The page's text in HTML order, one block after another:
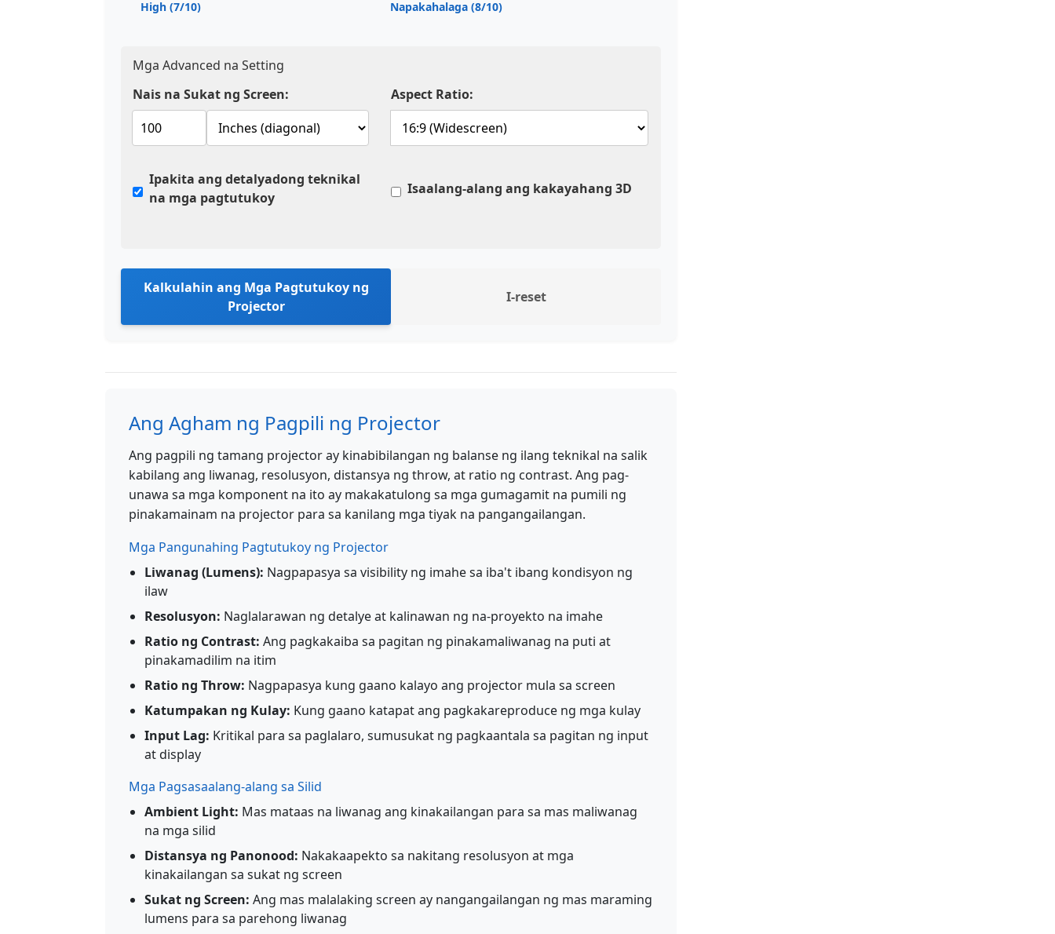
High (7/10) Napakahalaga (8/10)
Mga Advanced na Setting
Nais na Sukat ng Screen:
Aspect Ratio:
Ipakita ang detalyadong teknikal
na mga pagtutukoy
Isaalang-alang ang kakayahang 3D
Kalkulahin ang Mga Pagtutukoy ng
Projector
I-reset
Ang Agham ng Pagpili ng Projector
Ang pagpili ng tamang projector ay kinabibilangan ng balanse ng ilang teknikal na salik
kabilang ang liwanag, resolusyon, distansya ng throw, at ratio ng contrast. Ang pag-
unawa sa mga komponent na ito ay makakatulong sa mga gumagamit na pumili ng
pinakamainam na projector para sa kanilang mga tiyak na pangangailangan.
Mga Pangunahing Pagtutukoy ng Projector
Liwanag (Lumens): Nagpapasya sa visibility ng imahe sa iba't ibang kondisyon ng
ilaw
Resolusyon: Naglalarawan ng detalye at kalinawan ng na-proyekto na imahe
Ratio ng Contrast: Ang pagkakaiba sa pagitan ng pinakamaliwanag na puti at
pinakamadilim na itim
Ratio ng Throw: Nagpapasya kung gaano kalayo ang projector mula sa screen
Katumpakan ng Kulay: Kung gaano katapat ang pagkakareproduce ng mga kulay
Input Lag: Kritikal para sa paglalaro, sumusukat ng pagkaantala sa pagitan ng input
at display
Mga Pagsasaalang-alang sa Silid
Ambient Light: Mas mataas na liwanag ang kinakailangan para sa mas maliwanag
na mga silid
Distansya ng Panonood: Nakakaapekto sa nakitang resolusyon at mga
kinakailangan sa sukat ng screen
Sukat ng Screen: Ang mas malalaking screen ay nangangailangan ng mas maraming
lumens para sa parehong liwanag